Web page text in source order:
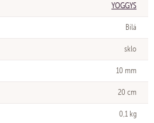
YOGGYS
Bílá
sklo
10 mm
20 cm
0,1 kg